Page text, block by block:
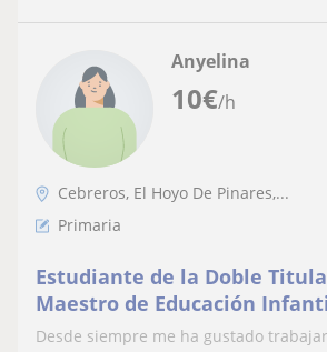
10€/h
Anyelina
Cebreros, El Hoyo De Pinares,...
Primaria
Estudiante de la Doble
Maestro de Educación
Desde siempre me ha gustado